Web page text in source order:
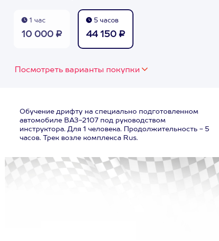
1 час
10 000 ₽
5 часов
44 150 ₽
Посмотреть варианты покупки
Обучение дрифту на специально подготовленном
автомобиле ВАЗ-2107 под руководством
инструктора. Для 1 человека. Продолжительность - 5
часов. Трек возле комплекса Rus.